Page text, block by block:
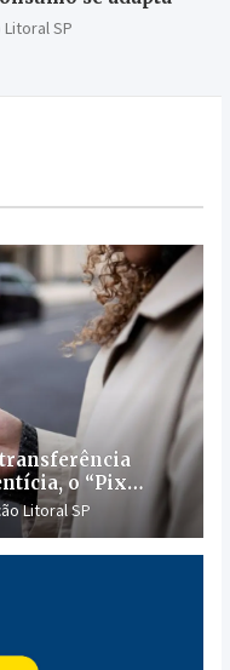
SP
o “Pix
Litoral SP